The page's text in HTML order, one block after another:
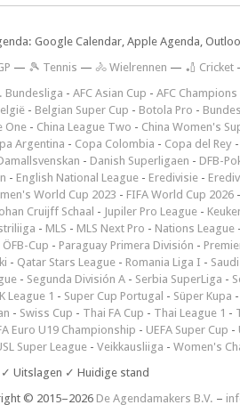
Google Calendar, Apple Agenda,
— 🎾 Tennis — 🚴 Wielrennen — 🏏 Cricket
Bundesliga - AFC Asian Cup - AFC
- Belgian Super Cup - Botola Pro -
One - China League Two - China Women's
Argentina - Copa Colombia - Copa del Rey -
- Danish Superligaen - DFB-
- English National League - Eredivisie -
World Cup 2023 - FIFA World Cup 2026 -
Cruijff Schaal - Jupiler Pro League -
- MLS - MLS Next Pro - Nations League -
ÖFB-Cup - Paraguay Primera División -
- Qatar Stars League - Romania Liga I -
- Segunda División A - Serbia SuperLiga -
League 1 - Super Cup Portugal - Süper Kupa -
- Swiss Cup - Thai FA Cup - Thai League 1 -
Euro U19 Championship - UEFA Super Cup -
Super League - Veikkausliiga - Women's
Uitslagen ✓ Huidige stand
© 2015–2026 De Agendamakers B.V. –